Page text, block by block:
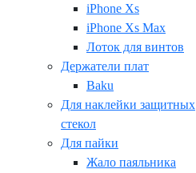
iPhone Xs
iPhone Xs Max
Лоток для винтов
Держатели плат
Baku
Для наклейки защитных
стекол
Для пайки
Жало паяльника